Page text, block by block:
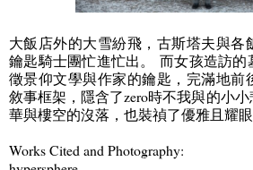
大飯店外的大雪紛飛，古斯塔夫與各
鑰匙騎士團忙進忙出。
而女孩造訪的
徵景仰文學與作家的鑰匙，完滿地前
敘事框架，隱含了zero時不我與的小
華與樓空的沒落，也裝禎了優雅且耀眼
Works Cited and Photography: